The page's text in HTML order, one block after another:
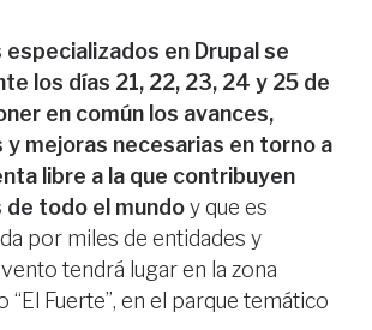
en Drupal se
los días 21, 22, 23, 24 y 25 de
en común los avances,
mejoras necesarias en torno a
libre a la que contribuyen
todo el mundoy que es
por miles de entidades y
tendrá lugar en la zona
Fuerte”, en el parque temático